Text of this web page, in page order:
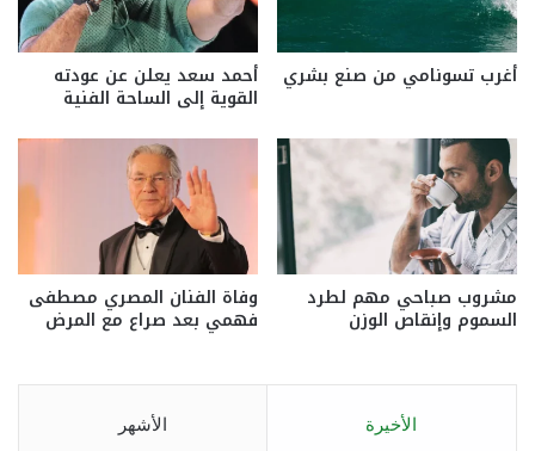
أغرب تسونامي من صنع بشري أحمد سعد يعلن عن عودته
القوية إلى الساحة الفنية
مشروب صباحي مهم لطرد
السموم وإنقاص الوزن
وفاة الفنان المصري مصطفى
فهمي بعد صراع مع المرض
الأخيرة الأشهر